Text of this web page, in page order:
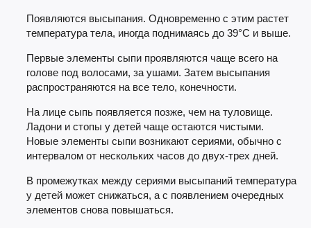
Появляются высыпания. Одновременно с этим растет
температура тела, иногда поднимаясь до 39°С и выше.
Первые элементы сыпи проявляются чаще всего на
голове под волосами, за ушами. Затем высыпания
распространяются на все тело, конечности.
На лице сыпь появляется позже, чем на туловище.
Ладони и стопы у детей чаще остаются чистыми.
Новые элементы сыпи возникают сериями, обычно с
интервалом от нескольких часов до двух-трех дней.
В промежутках между сериями высыпаний температура
у детей может снижаться, а с появлением очередных
элементов снова повышаться.